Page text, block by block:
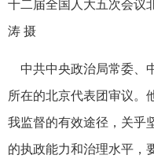
十二届全国人大五次会议
涛 摄
中共中央政治局常委、
所在的北京代表团审议。
我监督的有效途径，关乎
的执政能力和治理水平，